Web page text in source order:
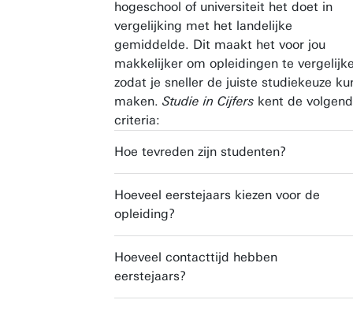
hogeschool of universiteit het doet in
vergelijking met het landelijke
gemiddelde. Dit maakt het voor jou
makkelijker om opleidingen te
zodat je sneller de juiste studiekeuze
maken. Studie in Cijfers kent de
criteria:
Hoe tevreden zijn studenten?
Hoeveel eerstejaars kiezen voor de
opleiding?
Hoeveel contacttijd hebben
eerstejaars?